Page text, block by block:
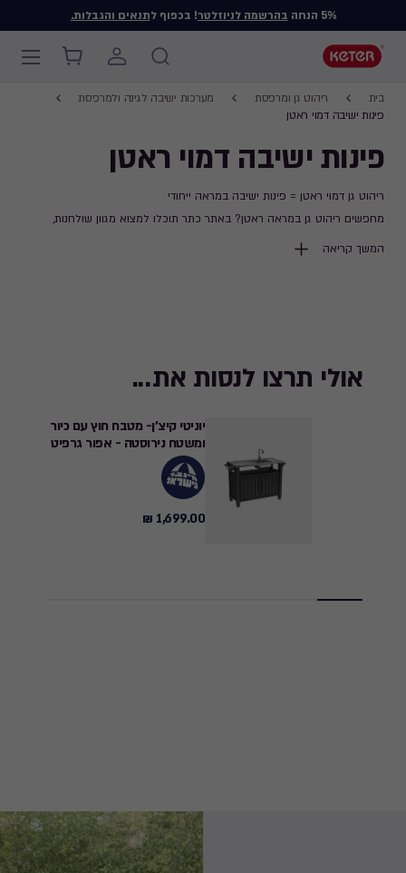
5% הנחה בהרשמה לניוזלטר! בכפוף לתנאים והגבלות.
Main
Navigation
בית ריהוט גן ומרפסת
מערכות ישיבה לגינה ולמרפסת
פינות ישיבה דמוי ראטן
פינות ישיבה דמוי ראטן
ריהוט גן דמוי ראטן = פינות ישיבה במראה ייחודי
מחפשים ריהוט גן במראה ראטן? באתר כתר תוכלו למצוא מגוון שולחנות,
כסאות ופינות ישיבה באיכות גבוהה ובמראה ייחודי בסגנון ראטן - לרכישה אונליין
המשך קריאה
אולי תרצו לנסות את...
יוניטי קיצ'ן- מטבח חוץ עם כיור
ומשטח נירוסטה - אפור גרפיט
1,699.00
1,699.00 ₪